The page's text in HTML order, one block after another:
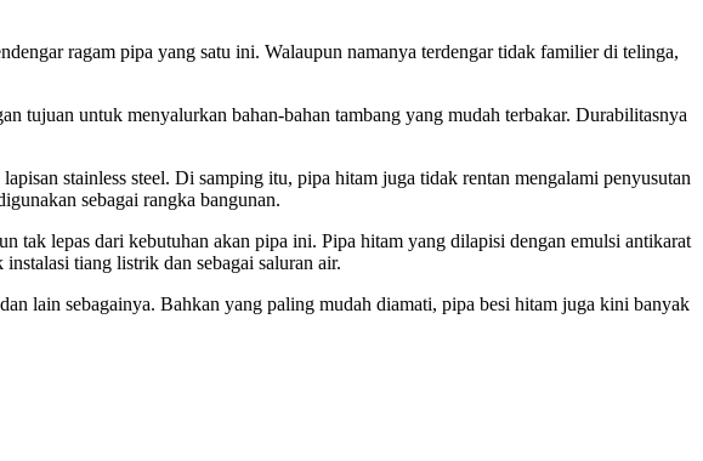
ragam pipa yang satu ini. Walaupun namanya terdengar tidak familier di telinga,
tujuan untuk menyalurkan bahan-bahan tambang yang mudah terbakar. Durabilitasnya
stainless steel. Di samping itu, pipa hitam juga tidak rentan mengalami penyusutan
sebagai rangka bangunan.
tak lepas dari kebutuhan akan pipa ini. Pipa hitam yang dilapisi dengan emulsi antikarat
tiang listrik dan sebagai saluran air.
lain sebagainya. Bahkan yang paling mudah diamati, pipa besi hitam juga kini banyak